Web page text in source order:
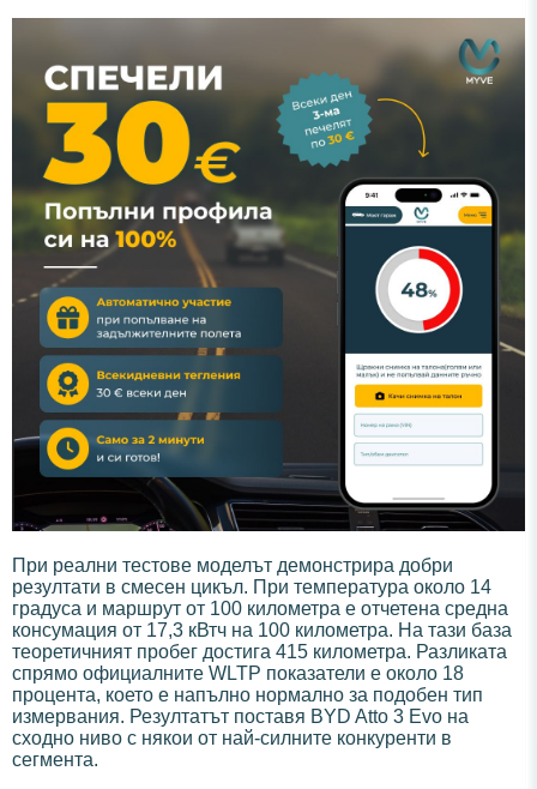
При реални тестове моделът демонстрира добри
резултати в смесен цикъл. При температура около 14
градуса и маршрут от 100 километра е отчетена средна
консумация от 17,3 кВтч на 100 километра. На тази база
теоретичният пробег достига 415 километра. Разликата
спрямо официалните WLTP показатели е около 18
процента, което е напълно нормално за подобен тип
измервания. Резултатът поставя BYD Atto 3 Evo на
сходно ниво с някои от най-силните конкуренти в
сегмента.